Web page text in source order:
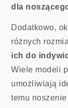
dla
Dodatkowo,
różnych
ich do
Wiele modeli
umożliwiają
temu